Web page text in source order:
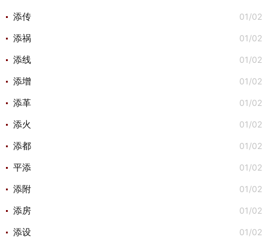
01/02
添传
01/02
添祸
01/02
添线
01/02
添增
01/02
添革
01/02
添火
01/02
添都
01/02
平添
01/02
添附
01/02
添房
01/02
添设